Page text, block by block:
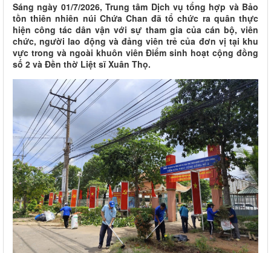
Sáng ngày 01/7/2026, Trung tâm Dịch vụ tổng hợp và Bảo
tồn thiên nhiên núi Chứa Chan đã tổ chức ra quân thực
hiện công tác dân vận với sự tham gia của cán bộ, viên
chức, người lao động và đảng viên trẻ của đơn vị tại khu
vực trong và ngoài khuôn viên Điểm sinh hoạt cộng đồng
số 2 và Đền thờ Liệt sĩ Xuân Thọ.